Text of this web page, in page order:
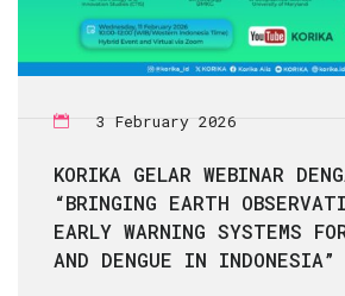
3 February 2026
KORIKA GELAR WEBINAR
“BRINGING EARTH
EARLY WARNING SYSTEMS
AND DENGUE IN INDONESIA”